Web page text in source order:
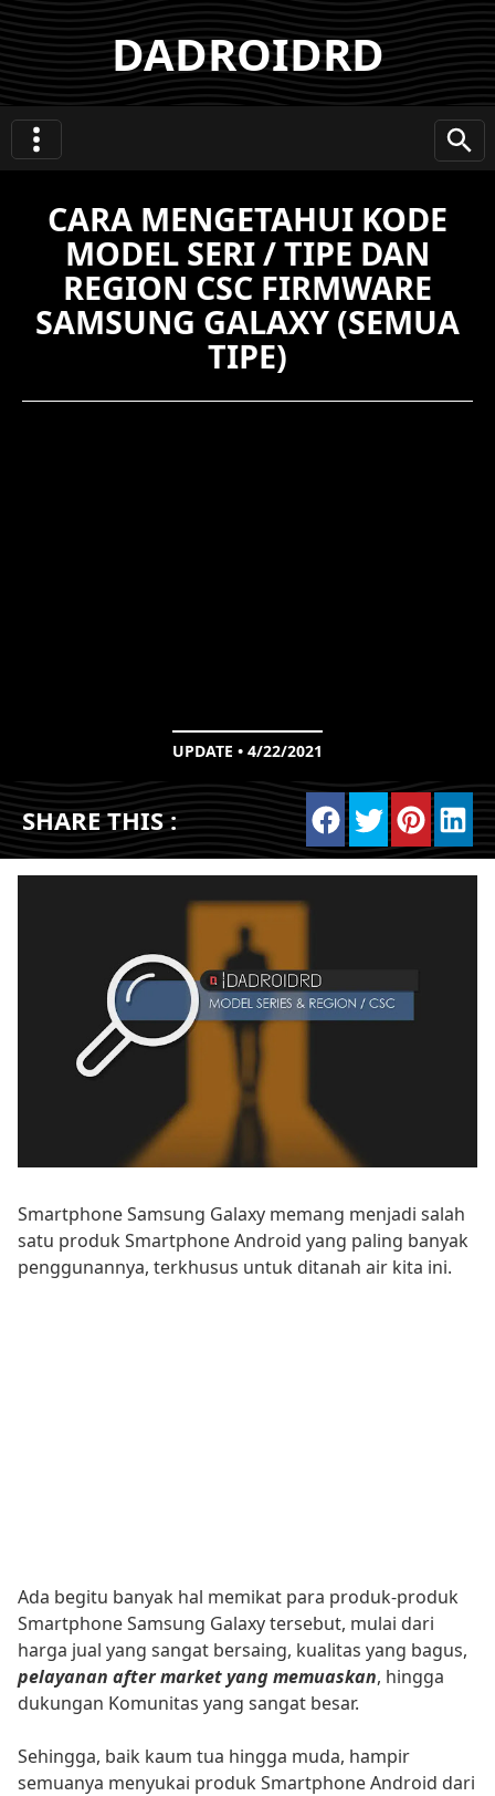
DADROIDRD
CARA MENGETAHUI KODE
MODEL SERI / TIPE DAN
REGION CSC FIRMWARE
SAMSUNG GALAXY (SEMUA
TIPE)
UPDATE • 4/22/2021
SHARE THIS :
Smartphone Samsung Galaxy memang menjadi salah
satu produk Smartphone Android yang paling banyak
penggunannya, terkhusus untuk ditanah air kita ini.
Ada begitu banyak hal memikat para produk-produk
Smartphone Samsung Galaxy tersebut, mulai dari
harga jual yang sangat bersaing, kualitas yang bagus,
pelayanan after market yang memuaskan, hingga
dukungan Komunitas yang sangat besar.
Sehingga, baik kaum tua hingga muda, hampir
semuanya menyukai produk Smartphone Android dari